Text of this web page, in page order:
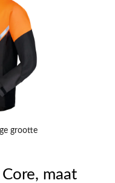
grootte
maat